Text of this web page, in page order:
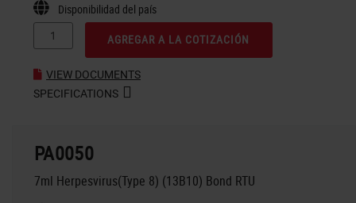
Disponibilidad del país
AGREGAR A LA COTIZACIÓN
VIEW DOCUMENTS
SPECIFICATIONS
PA0050
7ml Herpesvirus(Type 8) (13B10) Bond RTU